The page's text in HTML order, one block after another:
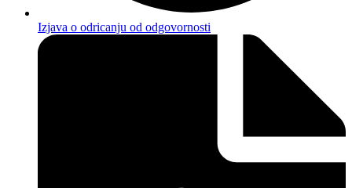
Izjava o odricanju od odgovornosti